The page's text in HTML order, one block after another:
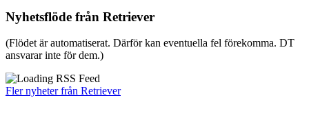
Nyhetsflöde från Retriever
(Flödet är automatiserat. Därför kan eventuella fel förekomma. DT
ansvarar inte för dem.)
Fler nyheter från Retriever